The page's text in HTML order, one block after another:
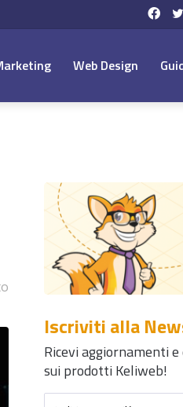
Web Design
Iscriviti alla
Ricevi aggiornamenti
sui prodotti Keliweb!